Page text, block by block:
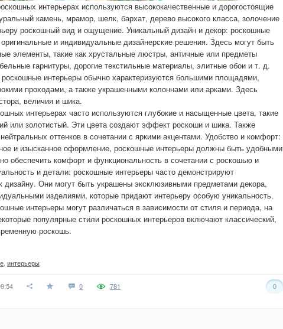
интерьерах используются высококачественные и дорогостоящие
камень, мрамор, шелк, бархат, дерево высокого класса, золочение
роскошный вид и ощущение. Уникальный дизайн и декор: роскошные
и индивидуальные дизайнерские решения. Здесь могут быть
элементы, такие как хрустальные люстры, античные или предметы
гарнитуры, дорогие текстильные материалы, элитные обои и т. д.
интерьеры обычно характеризуются большими площадями,
проходами, а также украшенными колоннами или арками. Здесь
величия и шика.
интерьерах часто используются глубокие и насыщенные цвета, такие
или золотистый. Эти цвета создают эффект роскоши и шика. Также
оттенков в сочетании с яркими акцентами. Удобство и комфорт:
и изысканное оформление, роскошные интерьеры должны быть удобными
обеспечить комфорт и функциональность в сочетании с роскошью и
и детали: роскошные интерьеры часто демонстрируют
дизайну. Они могут быть украшены эксклюзивными предметами декора,
изделиями, которые придают интерьеру особую уникальность.
интерьеры могут различаться в зависимости от стиля и периода, на
популярные стили роскошных интерьеров включают классический,
роскошь.
интерьеры
0 0
781